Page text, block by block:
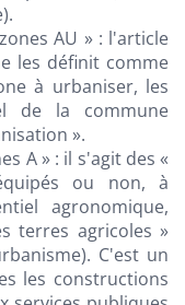
AU » : l'article
les définit comme
à urbaniser, les
de la commune
».
A » : il s'agit des «
ou non, à
agronomique,
terres agricoles »
C'est un
les constructions